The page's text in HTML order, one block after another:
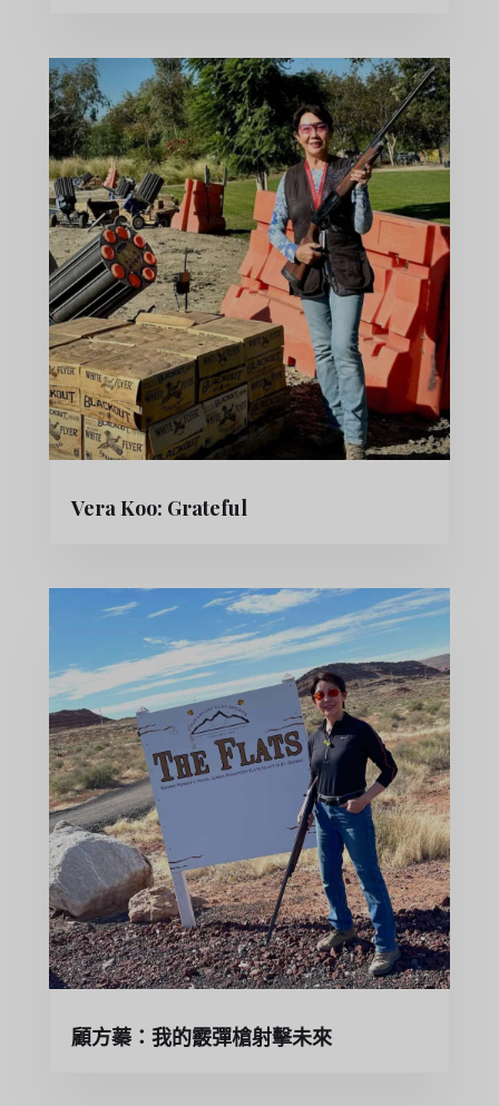
Vera Koo: Grateful
顧方蓁：我的霰彈槍射擊未來